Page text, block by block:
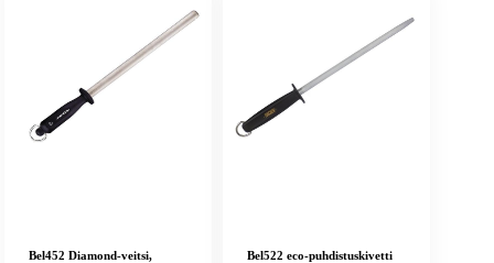
Bel452 Diamond-veitsi,
Bel522 eco-puhdistuskivetti